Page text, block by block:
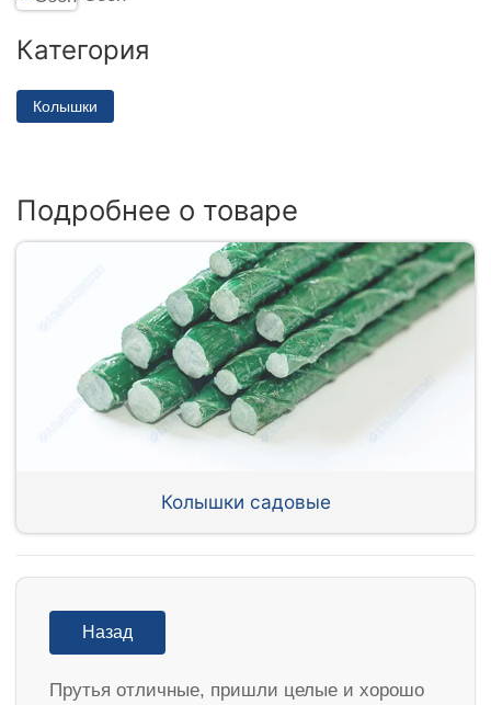
Категория
Колышки
Подробнее о товаре
Колышки садовые
Назад
Прутья отличные, пришли целые и хорошо